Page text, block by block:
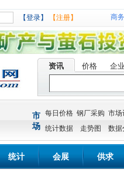
【登录】 【注册】 商
资讯 价格 企
市
场
每日价格 钢厂采购 市场
统计数据
走势图 数据
统计 会展 供求